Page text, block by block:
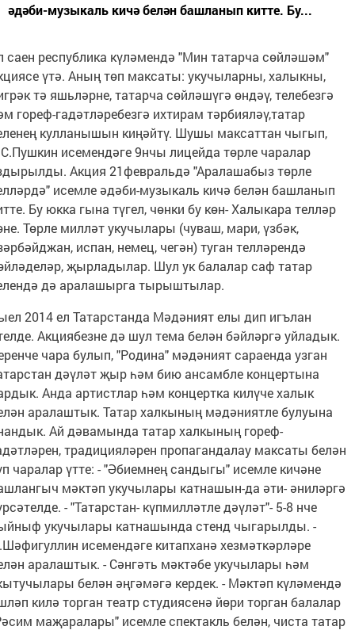
әдәби-музыкаль кичә белән башланып китте. Бу...
саен республика күләмендә "Мин татарча сөйләшәм"
үтә. Аның төп максаты: укучыларны, халыкны,
тә яшьләрне, татарча сөйләшүгә өндәү, телебезгә
гореф-гадәтләребезгә ихтирам тәрбияләү,татар
кулланышын киңәйтү. Шушы максаттан чыгып,
исемендәге 9нчы лицейда төрле чаралар
Акция 21февральдә "Аралашабыз төрле
исемле әдәби-музыкаль кичә белән башланып
Бу юкка гына түгел, чөнки бу көн- Халыкара телләр
Төрле милләт укучылары (чуваш, мари, үзбәк,
испан, немец, чегән) туган телләрендә
җырладылар. Шул ук балалар саф татар
дә аралашырга тырыштылар.
2014 ел Татарстанда Мәдәният елы дип игълан
Акциябезне дә шул тема белән бәйләргә уйладык.
чара булып, "Родина" мәдәният сараенда узган
дәүләт җыр һәм бию ансамбле концертына
Анда артистлар һәм концертка килүче халык
аралаштык. Татар халкының мәдәниятле булуына
Ай дәвамында татар халкының гореф-
традицияләрен пропагандалау максаты белән
чаралар үтте: - "Әбиемнең сандыгы" исемле кичәне
мәктәп укучылары катнашын-да әти- әниләргә
- "Татарстан- күпмилләтле дәүләт"- 5-8 нче
укучылары катнашында стенд чыгарылды. -
исемендәге китапханә хезмәткәрләре
аралаштык. - Сәнгәть мәктәбе укучылары һәм
белән әңгәмәгә кердек. - Мәктәп күләмендә
килә торган театр студиясенә йөри торган балалар
маҗаралары" исемле спектакль белән, чиста татар